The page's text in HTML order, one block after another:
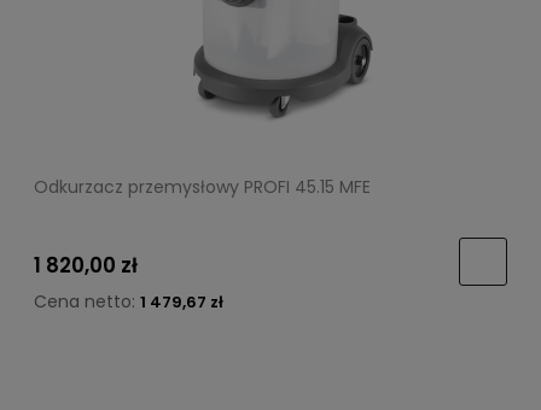
Odkurzacz przemysłowy PROFI 45.15 MFE
1 820,00 zł
Cena netto: 1 479,67 zł